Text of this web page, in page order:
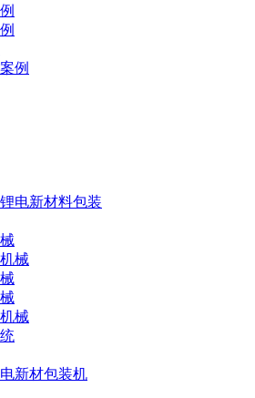
例
电新材料包装
械
械
新材包装机